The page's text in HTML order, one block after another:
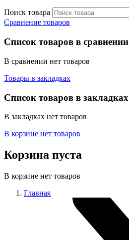
Поиск товара
Сравнение товаров
Список товаров в сравнении
В сравнении нет товаров
Товары в закладках
Список товаров в закладках
В закладках нет товаров
В корзине нет товаров
Корзина пуста
В корзине нет товаров
Главная